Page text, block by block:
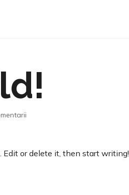
Edit or delete it, then start writing!